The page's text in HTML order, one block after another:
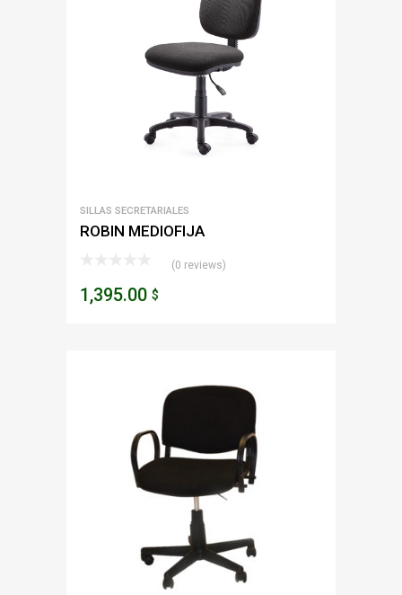
SILLAS SECRETARIALES
ROBIN MEDIOFIJA
(0 reviews)
1,395.00 $